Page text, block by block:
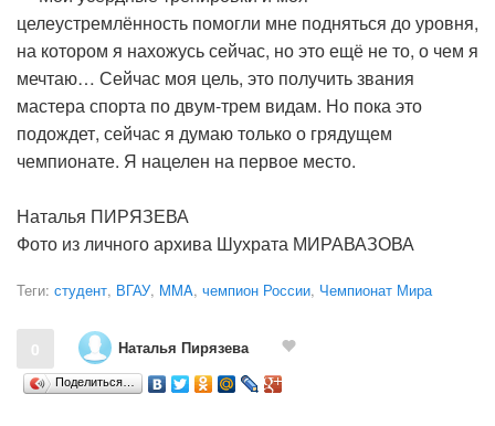
целеустремлённость помогли мне подняться до уровня,
на котором я нахожусь сейчас, но это ещё не то, о чем я
мечтаю… Сейчас моя цель, это получить звания
мастера спорта по двум-трем видам. Но пока это
подождет, сейчас я думаю только о грядущем
чемпионате. Я нацелен на первое место.
Наталья ПИРЯЗЕВА
Фото из личного архива Шухрата МИРАВАЗОВА
Теги: студент, ВГАУ, MMA, чемпион России, Чемпионат Мира
0 Наталья Пирязева
Поделиться…